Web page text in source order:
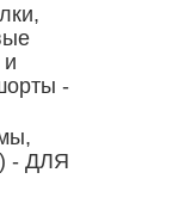
-
- ДЛЯ